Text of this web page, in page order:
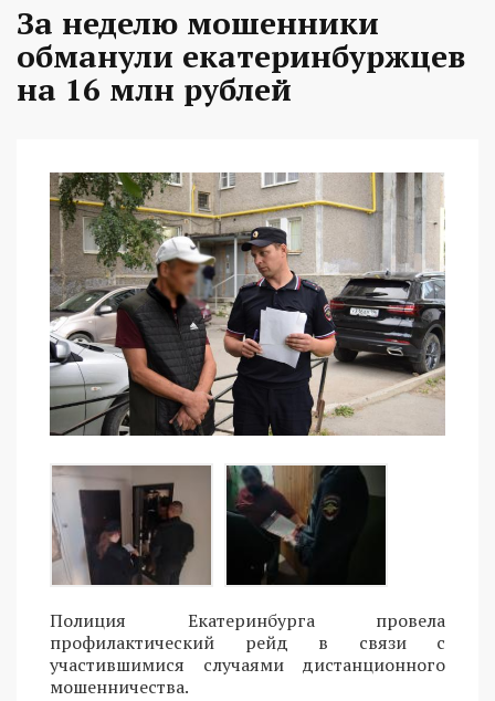
За неделю мошенники
обманули екатеринбуржцев
на 16 млн рублей
Полиция Екатеринбурга провела
профилактический рейд в связи с
участившимися случаями дистанционного
мошенничества.